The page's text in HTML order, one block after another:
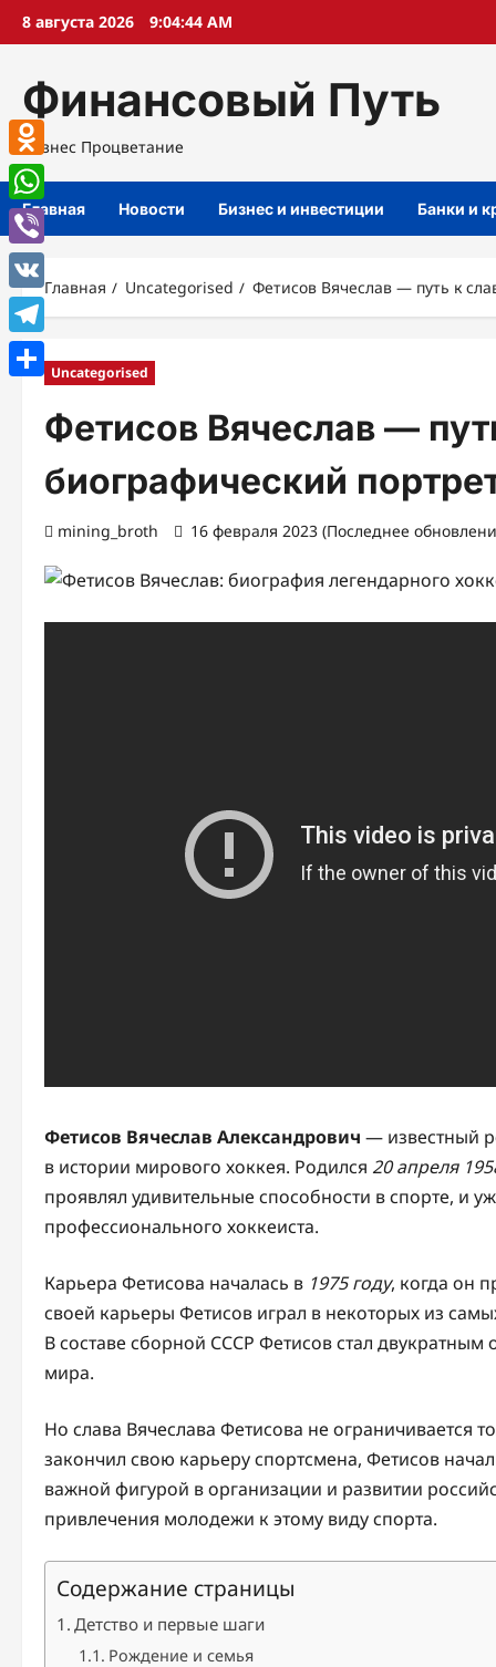
Перейти
8 августа 2026 9:04:45 AM
Финансовый Путь
Бизнес Процветание
Главная Новости Бизнес и инвестиции Банки и
Главная Uncategorised Фетисов Вячеслав — путь к
Uncategorised
Фетисов Вячеслав —
биографический
mining_broth 16 февраля 2023 (Последнее
Фетисов Вячеслав Александрович — известный
в истории мирового хоккея. Родился 20 апреля
проявлял удивительные способности в спорте, и
профессионального хоккеиста.
Карьера Фетисова началась в 1975 году, когда он
своей карьеры Фетисов играл в некоторых из
В составе сборной СССР Фетисов стал
мира.
Но слава Вячеслава Фетисова не ограничивается
закончил свою карьеру спортсмена, Фетисов
важной фигурой в организации и развитии
привлечения молодежи к этому виду спорта.
Содержание страницы
Детство и первые шаги
Рождение и семья
Odnoklassniki
WhatsApp
Viber
VK
Telegram